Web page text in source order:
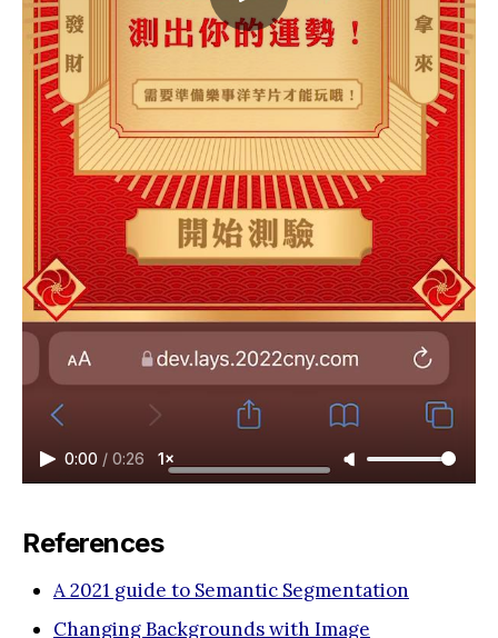
0:00 / 0:26 1×
References
A 2021 guide to Semantic Segmentation
Changing Backgrounds with Image